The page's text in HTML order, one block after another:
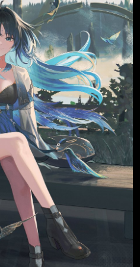
(-1,120) 日經 225
那斯達克 標普 500
▲ 3